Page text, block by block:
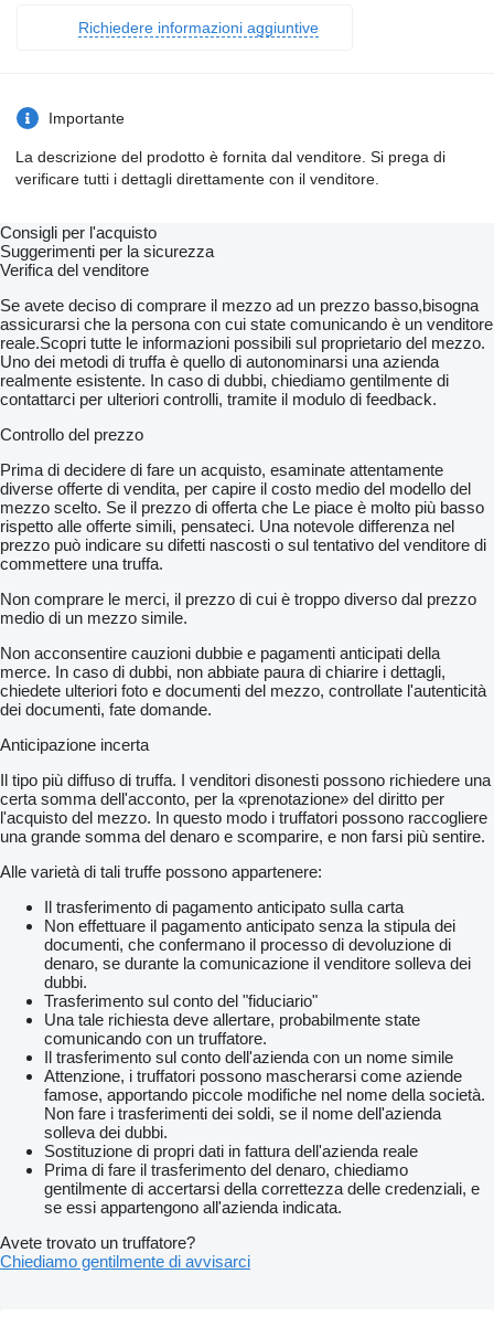
Richiedere informazioni aggiuntive
Importante
La descrizione del prodotto è fornita dal venditore. Si prega di
verificare tutti i dettagli direttamente con il venditore.
Consigli per l'acquisto
Suggerimenti per la sicurezza
Verifica del venditore
Se avete deciso di comprare il mezzo ad un prezzo basso,bisogna
assicurarsi che la persona con cui state comunicando è un venditore
reale.Scopri tutte le informazioni possibili sul proprietario del mezzo.
Uno dei metodi di truffa è quello di autonominarsi una azienda
realmente esistente. In caso di dubbi, chiediamo gentilmente di
contattarci per ulteriori controlli, tramite il modulo di feedback.
Controllo del prezzo
Prima di decidere di fare un acquisto, esaminate attentamente
diverse offerte di vendita, per capire il costo medio del modello del
mezzo scelto. Se il prezzo di offerta che Le piace è molto più basso
rispetto alle offerte simili, pensateci. Una notevole differenza nel
prezzo può indicare su difetti nascosti o sul tentativo del venditore di
commettere una truffa.
Non comprare le merci, il prezzo di cui è troppo diverso dal prezzo
medio di un mezzo simile.
Non acconsentire cauzioni dubbie e pagamenti anticipati della
merce. In caso di dubbi, non abbiate paura di chiarire i dettagli,
chiedete ulteriori foto e documenti del mezzo, controllate l'autenticità
dei documenti, fate domande.
Anticipazione incerta
Il tipo più diffuso di truffa. I venditori disonesti possono richiedere una
certa somma dell'acconto, per la «prenotazione» del diritto per
l'acquisto del mezzo. In questo modo i truffatori possono raccogliere
una grande somma del denaro e scomparire, e non farsi più sentire.
Alle varietà di tali truffe possono appartenere:
Il trasferimento di pagamento anticipato sulla carta
Non effettuare il pagamento anticipato senza la stipula dei
documenti, che confermano il processo di devoluzione di
denaro, se durante la comunicazione il venditore solleva dei
dubbi.
Trasferimento sul conto del "fiduciario"
Una tale richiesta deve allertare, probabilmente state
comunicando con un truffatore.
Il trasferimento sul conto dell'azienda con un nome simile
Attenzione, i truffatori possono mascherarsi come aziende
famose, apportando piccole modifiche nel nome della società.
Non fare i trasferimenti dei soldi, se il nome dell'azienda
solleva dei dubbi.
Sostituzione di propri dati in fattura dell'azienda reale
Prima di fare il trasferimento del denaro, chiediamo
gentilmente di accertarsi della correttezza delle credenziali, e
se essi appartengono all'azienda indicata.
Avete trovato un truffatore?
Chiediamo gentilmente di avvisarci